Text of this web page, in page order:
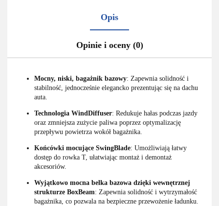
Opis
Opinie i oceny (0)
Mocny, niski, bagażnik bazowy: Zapewnia solidność i
stabilność, jednocześnie elegancko prezentując się na dachu
auta.
Technologia WindDiffuser: Redukuje hałas podczas jazdy
oraz zmniejsza zużycie paliwa poprzez optymalizację
przepływu powietrza wokół bagażnika.
Końcówki mocujące SwingBlade: Umożliwiają łatwy
dostęp do rowka T, ułatwiając montaż i demontaż
akcesoriów.
Wyjątkowo mocna belka bazowa dzięki wewnętrznej
strukturze BoxBeam: Zapewnia solidność i wytrzymałość
bagażnika, co pozwala na bezpieczne przewożenie ładunku.